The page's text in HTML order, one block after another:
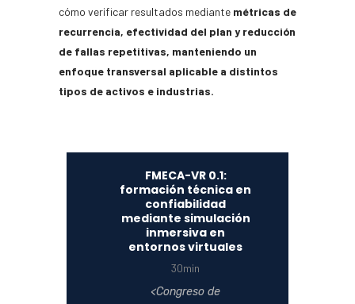
cómo verificar resultados mediante métricas de
recurrencia, efectividad del plan y reducción
de fallas repetitivas, manteniendo un
enfoque transversal aplicable a distintos
tipos de activos e industrias.
FMECA-VR 0.1:
formación técnica en
confiabilidad
mediante simulación
inmersiva en
entornos virtuales
30min
Congreso de